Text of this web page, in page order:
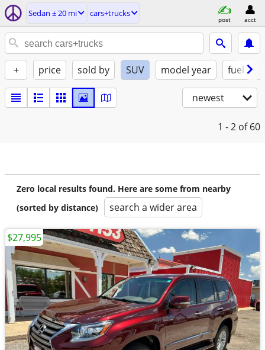
Sedan ± 20 mi cars+trucks
post acct
+ price sold by SUV model year fuel
newest
1 - 2 of 60
Zero local results found. Here are some from nearby
(sorted by distance)
search a wider area
$27,995